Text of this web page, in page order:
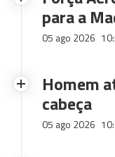
para a
05 ago 2026
Homem
cabeça
05 ago 2026